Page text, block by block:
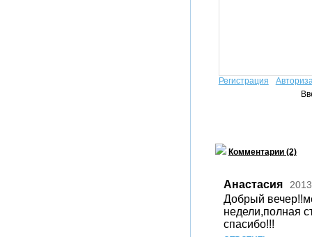
Регистрация
Комментарии (2)
Анастасия
Добрый
недели,полная
спасибо!!!